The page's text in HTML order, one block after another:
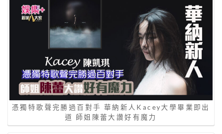
憑獨特歌聲完勝過百對手 華納新人Kacey大學畢業即出
道 師姐陳蕾大讚好有魔力